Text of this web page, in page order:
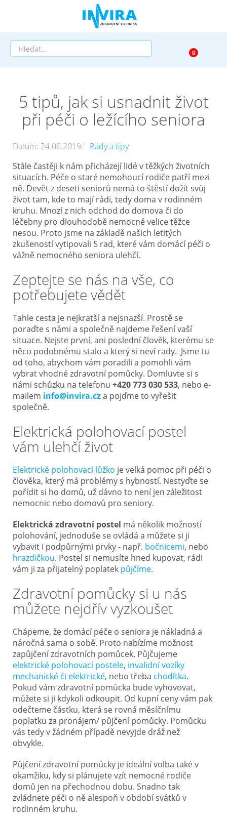
Půjčovna
Pomůcky dle zaměření
Pomůcky dle diagnózy
Výprodej
AKCE a SLEVY
Doprava a služby
Nejčastější otázky
O nás
Kontakt
5 tipů, jak si usnadnit život
při péči o ležícího seniora
Datum: 24.06.2019
Rady a tipy
Stále častěji k nám přicházejí lidé v těžkých životních
situacích. Péče o staré nemohoucí rodiče patří mezi
ně. Devět z deseti seniorů nemá to štěstí dožít svůj
život tam, kde to mají rádi, tedy doma v rodinném
kruhu. Mnozí z nich odchod do domova či do
léčebny pro dlouhodobě nemocné velice těžce
nesou. Proto jsme na základě našich letitých
zkušeností vytipovali 5 rad, které vám domácí péči o
vážně nemocného seniora ulehčí.
Zeptejte se nás na vše, co
potřebujete vědět
Tahle cesta je nejkratší a nejsnazší. Prostě se
poraďte s námi a společně najdeme řešení vaší
situace. Nejste první, ani poslední člověk, kterému se
něco podobnému stalo a který si neví rady. Jsme tu
od toho, abychom vám poradili a pomohli vám
vybrat vhodné zdravotní pomůcky. Domluvte si s
námi schůzku na telefonu +420 773 030 533, nebo e-
mailem info@invira.cza pojďme to vyřešit
společně.
Elektrická polohovací postel
vám ulehčí život
Elektrické polohovací lůžko je velká pomoc při péči o
člověka, který má problémy s hybností. Nestyďte se
pořídit si ho domů, už dávno to není jen záležitost
nemocnic nebo domovů pro seniory.
Elektrická zdravotní postel má několik možností
polohování, jednoduše se ovládá a můžete si ji
vybavit i podpůrnými prvky - např. bočnicemi, nebo
hrazdičkou. Postel si nemusíte hned kupovat, rádi
vám ji za přijatelný poplatek půjčíme.
Zdravotní pomůcky si u nás
můžete nejdřív vyzkoušet
Chápeme, že domácí péče o seniora je nákladná a
náročná sama o sobě. Proto nabízíme možnost
zapůjčení zdravotních pomůcek. Půjčujeme
elektrické polohovací postele, invalidní vozíky
mechanické či elektrické, nebo třeba chodítka.
Pokud vám zdravotní pomůcka bude vyhovovat,
můžete si ji kdykoli odkoupit. Od kupní ceny vám pak
odečteme částku, která se rovná měsíčnímu
poplatku za pronájem/ půjčení pomůcky. Pomůcku
vás tedy v žádném případě nevyjde dráž než
obvykle.
Půjčení zdravotní pomůcky je ideální volba také v
okamžiku, kdy si plánujete vzít nemocné rodiče
domů jen na přechodnou dobu. Snadno tak
zvládnete péči o ně alespoň v období svátků v
rodinném kruhu.